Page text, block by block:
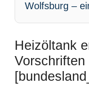
Wolfsburg –
Heizöltank